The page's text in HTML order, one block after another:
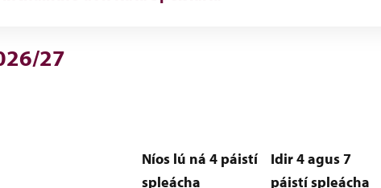
27
Níos lú ná 4 páistí
spleácha
Idir 4 agus 7
páistí spleácha